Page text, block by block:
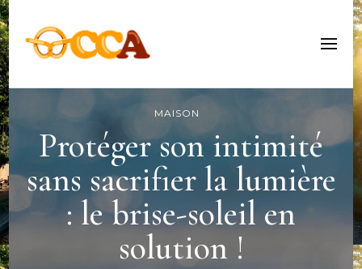
Centre Culturel Alsacien
MAISON
Protéger son intimité
sans sacrifier la lumière
: le brise-soleil en
solution !